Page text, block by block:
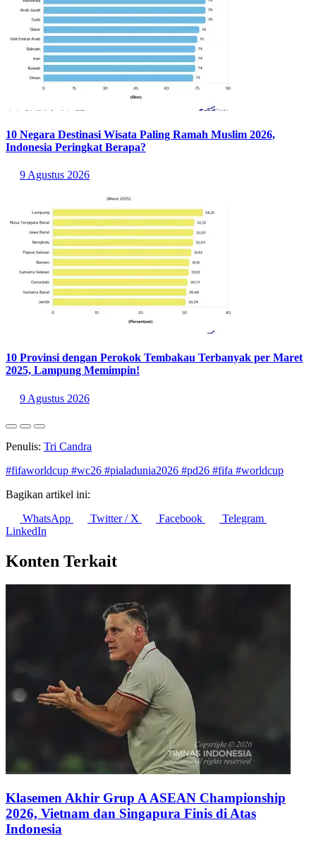
10 Negara Destinasi Wisata Paling Ramah Muslim 2026,
Indonesia Peringkat Berapa?
9 Agustus 2026
10 Provinsi dengan Perokok Tembakau Terbanyak per Maret
2025, Lampung Memimpin!
9 Agustus 2026
Penulis: Tri Candra
#fifaworldcup #wc26 #pialadunia2026 #pd26 #fifa #worldcup
Bagikan artikel ini:
WhatsApp
Twitter / X Facebook
Telegram
LinkedIn
Konten Terkait
Klasemen Akhir Grup A ASEAN Championship
2026, Vietnam dan Singapura Finis di Atas
Indonesia